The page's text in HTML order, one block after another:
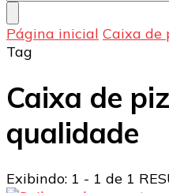
Página inicial Caixa de
Tag
Caixa de
qualidade
Exibindo: 1 - 1 de 1